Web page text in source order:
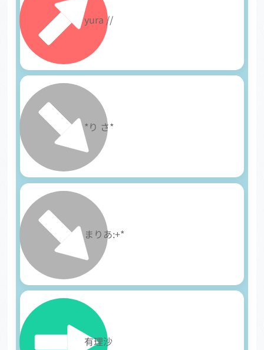
yura //
21 *り さ*
22 まりあ:+*
23 有理沙